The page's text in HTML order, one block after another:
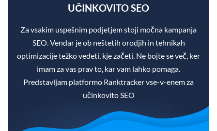
UČINKOVITO SEO
Za vsakim uspešnim podjetjem stoji močna kampanja
SEO. Vendar je ob neštetih orodjih in tehnikah
optimizacije težko vedeti, kje začeti. Ne bojte se več, ker
imam za vas prav to, kar vam lahko pomaga.
Predstavljam platformo Ranktracker vse-v-enem za
učinkovito SEO